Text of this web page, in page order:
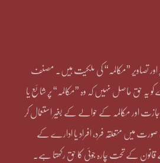
اور تصاویر ”مکالمہ“ کی ملکیت ہیں۔ مصنف
کو یہ حق حاصل نہیں کہ وہ ”مکالمہ“ پر شائع یا
اجازت اور مکالمہ کے حوالے کے بغیر استعمال کر
صورت میں متعلقہ فرد، افراد یا ادارے کے
کے تحت چارہ جوئی کا حق رکھتا ہے۔